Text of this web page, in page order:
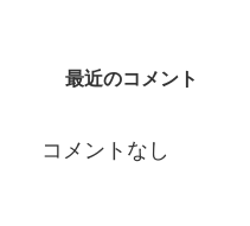
最近のコメント
コメントなし